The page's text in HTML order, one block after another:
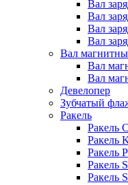
Вал
Вал
Вал
Вал
Вал
Вал
Вал
Девелопер
Зубчатый
Ракель
Ракель
Ракель
Ракель
Ракель
Ракель